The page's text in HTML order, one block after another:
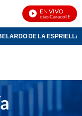
EN VIVO
Noticias Caracol En Vivo
DE LA ESPRIELLA